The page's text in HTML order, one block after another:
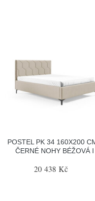
POSTEL PK 34 160X200
ČERNÉ NOHY BÉŽOVÁ I
20 438 Kč